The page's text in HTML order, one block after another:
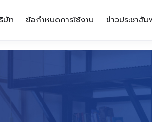
ษัท ข้อกำหนดการใช้งาน ข่าวประชาสั